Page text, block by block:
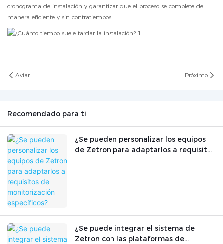
cronograma de instalación y garantizar que el proceso se complete de
manera eficiente y sin contratiempos.
Aviar Próximo
Recomendado para ti
¿Se pueden personalizar los equipos
de Zetron para adaptarlos a requisitos
¿Se puede integrar el sistema de
Zetron con las plataformas de